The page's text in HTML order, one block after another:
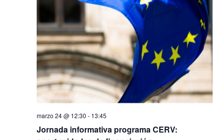
Jornada informativa programa CERV:
marzo 24 @ 12:30 - 13:45